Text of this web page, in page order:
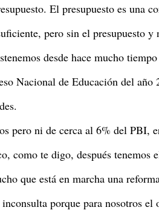
El presupuesto es una
pero sin el presupuesto y
desde hace mucho
Nacional de Educación del año
pero ni de cerca al 6% del PBI,
como te digo, después tenemos
que está en marcha una
porque para nosotros el